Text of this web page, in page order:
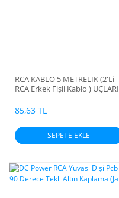
RCA KABLO 5 METRELİK (2'Li
RCA Erkek Fişli Kablo ) UÇLARI
85,63 TL
SEPETE EKLE